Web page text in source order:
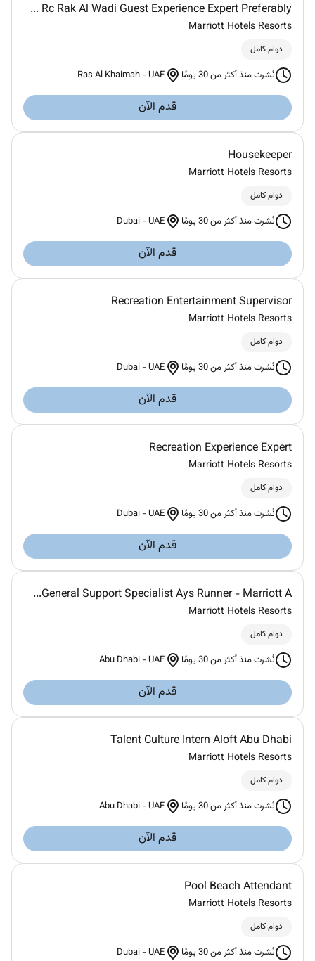
Rc Rak Al Wadi Guest Experience Expert Preferably ...
Marriott Hotels Resorts
دوام كامل
نُشرت منذ أكثر من 30 يومًا Ras Al Khaimah -UAE
قدم الآن
Housekeeper
Marriott Hotels Resorts
دوام كامل
نُشرت منذ أكثر من 30 يومًا Dubai -UAE
قدم الآن
Recreation Entertainment Supervisor
Marriott Hotels Resorts
دوام كامل
نُشرت منذ أكثر من 30 يومًا Dubai -UAE
قدم الآن
Recreation Experience Expert
Marriott Hotels Resorts
دوام كامل
نُشرت منذ أكثر من 30 يومًا Dubai -UAE
قدم الآن
General Support Specialist Ays Runner - Marriott A...
Marriott Hotels Resorts
دوام كامل
نُشرت منذ أكثر من 30 يومًا Abu Dhabi -UAE
قدم الآن
Talent Culture Intern Aloft Abu Dhabi
Marriott Hotels Resorts
دوام كامل
نُشرت منذ أكثر من 30 يومًا Abu Dhabi -UAE
قدم الآن
Pool Beach Attendant
Marriott Hotels Resorts
دوام كامل
نُشرت منذ أكثر من 30 يومًا Dubai -UAE